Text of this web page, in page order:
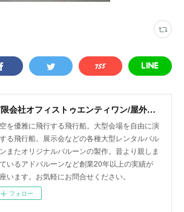
有限会社オフィストゥエンティワン/屋外・屋内飛行船/大型バルーン/アドバルーン/バルーン装飾等イベント装飾
を優雅に飛行する飛行船。大型会場を自由に演
る飛行船。展示会などの各種大型レンタルバル
またオリジナルバルーンの製作。昔より親しま
いるアドバルーンなど創業20年以上の実績が
います。お気軽にお問合せください。
フォロー